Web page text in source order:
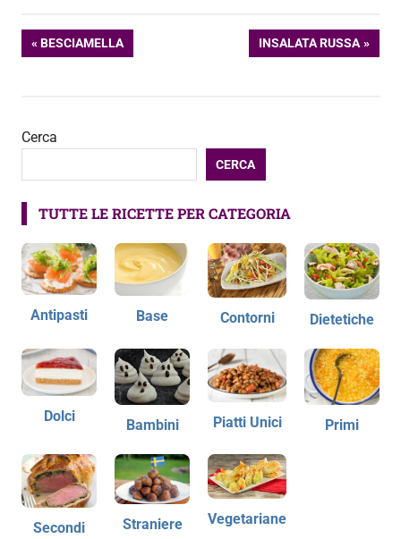
Navigazione
ARTICOLO
PRECEDENTE:
BESCIAMELLA
ARTICOLO
SUCCESSIVO:
INSALATA RUSSA
Cerca
CERCA
TUTTE LE RICETTE PER CATEGORIA
Antipasti Base Contorni Dietetiche
Dolci
Bambini Piatti Unici Primi
Secondi Straniere Vegetariane